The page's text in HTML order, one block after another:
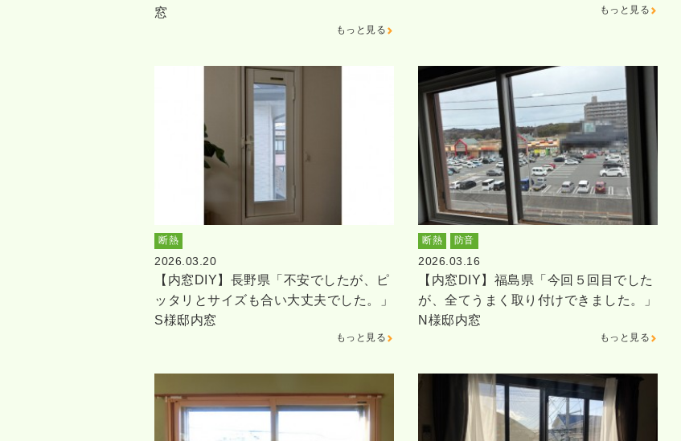
窓
もっと見る
もっと見る
断熱
2026.03.20
【内窓DIY】長野県「不安でしたが、ピ
ッタリとサイズも合い大丈夫でした。」
S様邸内窓
もっと見る
断熱 防音
2026.03.16
【内窓DIY】福島県「今回５回目でした
が、全てうまく取り付けできました。」
N様邸内窓
もっと見る